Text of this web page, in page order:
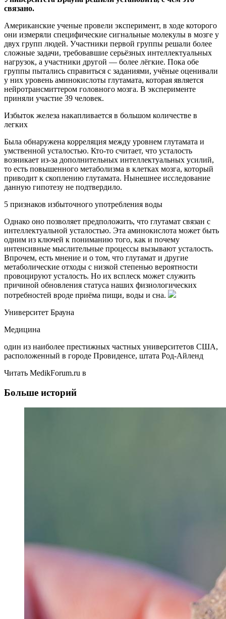
связано.
Американские ученые провели эксперимент, в ходе которого
они измеряли специфические сигнальные молекулы в мозге у
двух групп людей. Участники первой группы решали более
сложные задачи, требовавшие серьёзных интеллектуальных
нагрузок, а участники другой — более лёгкие. Пока обе
группы пытались справиться с заданиями, учёные оценивали
у них уровень аминокислоты глутамата, которая является
нейротрансмиттером головного мозга. В эксперименте
приняли участие 39 человек.
Избыток железа накапливается в большом количестве в
легких
Была обнаружена корреляция между уровнем глутамата и
умственной усталостью. Кто-то считает, что усталость
возникает из-за дополнительных интеллектуальных усилий,
то есть повышенного метаболизма в клетках мозга, который
приводит к скоплению глутамата. Нынешнее исследование
данную гипотезу не подтвердило.
5 признаков избыточного употребления воды
Однако оно позволяет предположить, что глутамат связан с
интеллектуальной усталостью. Эта аминокислота может быть
одним из ключей к пониманию того, как и почему
интенсивные мыслительные процессы вызывают усталость.
Впрочем, есть мнение и о том, что глутамат и другие
метаболические отходы с низкой степенью вероятности
провоцируют усталость. Но их всплеск может служить
причиной обновления статуса наших физиологических
потребностей вроде приёма пищи, воды и сна.
Университет Брауна
Медицина
один из наиболее престижных частных университетов США,
расположенный в городе Провиденсе, штата Род-Айленд
Читать MedikForum.ru в
Больше историй